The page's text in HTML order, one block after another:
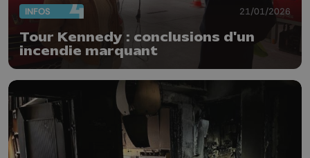
INFOS 21/01/2026
Tour Kennedy : conclusions d'un
incendie marquant